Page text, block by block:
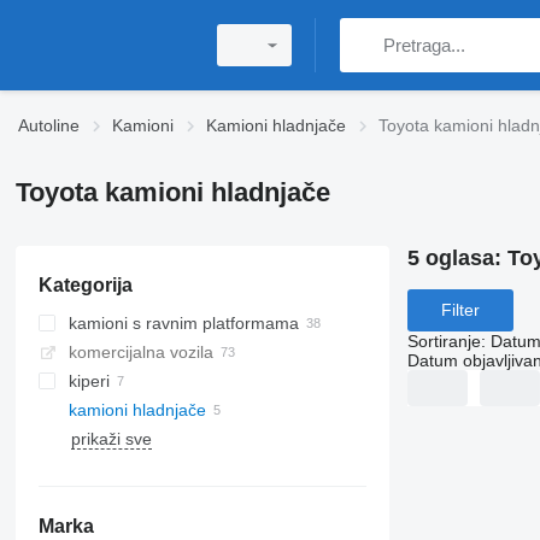
Autoline Kamioni Kamioni hladnjače Toyota kamioni
Toyota kamioni hladnjače
Kategorija
kamioni s ravnim platformama
komercijalna vozila
kiperi
kamioni hladnjače
prikaži sve
Marka
5 oglasa:
Filter
Sortiranje:
Datum